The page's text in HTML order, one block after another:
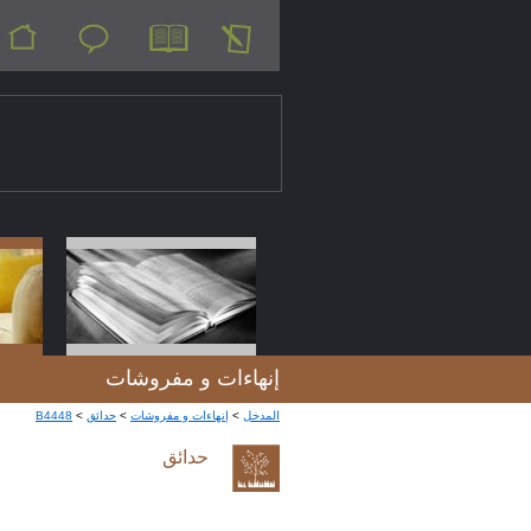
إنهاءات و مفروشات
المدخل > إنهاءات و مفروشات > حدائق >
B4448
حدائق